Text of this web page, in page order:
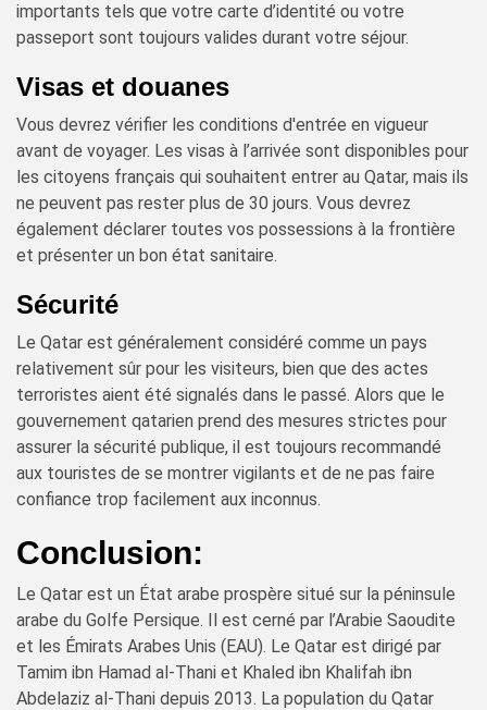
importants tels que votre carte d’identité ou votre
passeport sont toujours valides durant votre séjour.
Visas et douanes
Vous devrez vérifier les conditions d'entrée en vigueur
avant de voyager. Les visas à l’arrivée sont disponibles pour
les citoyens français qui souhaitent entrer au Qatar, mais ils
ne peuvent pas rester plus de 30 jours. Vous devrez
également déclarer toutes vos possessions à la frontière
et présenter un bon état sanitaire.
Sécurité
Le Qatar est généralement considéré comme un pays
relativement sûr pour les visiteurs, bien que des actes
terroristes aient été signalés dans le passé. Alors que le
gouvernement qatarien prend des mesures strictes pour
assurer la sécurité publique, il est toujours recommandé
aux touristes de se montrer vigilants et de ne pas faire
confiance trop facilement aux inconnus.
Conclusion:
Le Qatar est un État arabe prospère situé sur la péninsule
arabe du Golfe Persique. Il est cerné par l’Arabie Saoudite
et les Émirats Arabes Unis (EAU). Le Qatar est dirigé par
Tamim ibn Hamad al-Thani et Khaled ibn Khalifah ibn
Abdelaziz al-Thani depuis 2013. La population du Qatar